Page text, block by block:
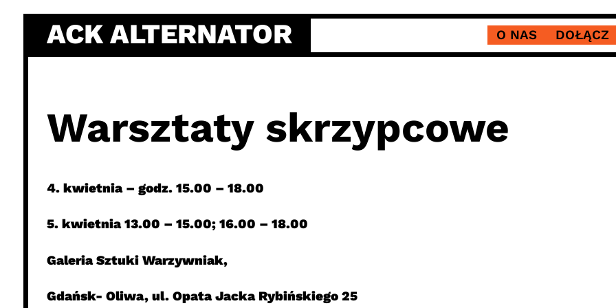
content
ACK ALTERNATOR O NAS DOŁĄCZ
Warsztaty skrzypcowe
4. kwietnia – godz. 15.00 – 18.00
5. kwietnia 13.00 – 15.00; 16.00 – 18.00
Galeria Sztuki Warzywniak,
Gdańsk- Oliwa, ul. Opata Jacka Rybińskiego 25